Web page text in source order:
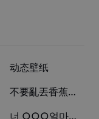
2.9萬
动态壁纸
1.6萬 不要亂丟香蕉皮🍌
5906 너 ○○○얼마나 좋아해?